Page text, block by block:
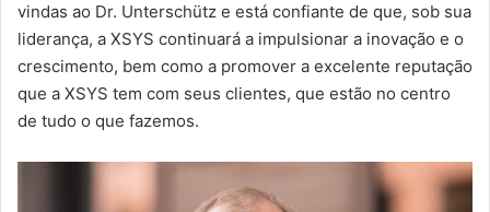
vindas ao Dr. Unterschütz e está confiante de que, sob sua
liderança, a XSYS continuará a impulsionar a inovação e o
crescimento, bem como a promover a excelente reputação
que a XSYS tem com seus clientes, que estão no centro
de tudo o que fazemos.